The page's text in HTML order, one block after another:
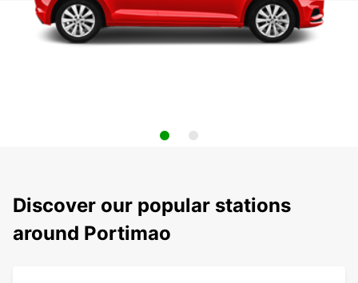
Discover our popular stations
around Portimao